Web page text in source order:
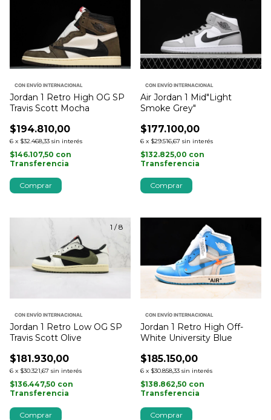
CON ENVÍO INTERNACIONAL
Jordan 1 Retro High OG SP
Travis Scott Mocha
$194.810,00
6 x $32.468,33 sin interés
$146.107,50 con
Transferencia
Comprar
CON ENVÍO INTERNACIONAL
Air Jordan 1 Mid"Light
Smoke Grey"
$177.100,00
6 x $29.516,67 sin interés
$132.825,00 con
Transferencia
Comprar
1 /8
CON ENVÍO INTERNACIONAL
Jordan 1 Retro Low OG SP
Travis Scott Olive
$181.930,00
6 x $30.321,67 sin interés
$136.447,50 con
Transferencia
Comprar
CON ENVÍO INTERNACIONAL
Jordan 1 Retro High Off-
White University Blue
$185.150,00
6 x $30.858,33 sin interés
$138.862,50 con
Transferencia
Comprar